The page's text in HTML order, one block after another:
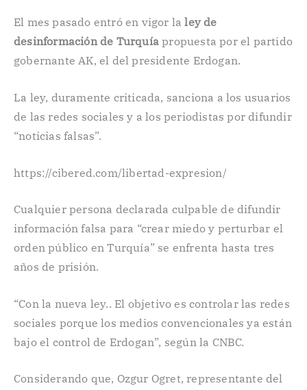
El mes pasado entró en vigor laley de
desinformación de Turquía propuesta por el partido
gobernante AK, el del presidente Erdogan.
La ley, duramente criticada, sanciona a los usuarios
de las redes sociales y a los periodistas por difundir
“noticias falsas”.
https://cibered.com/libertad-expresion/
Cualquier persona declarada culpable de difundir
información falsa para “crear miedo y perturbar el
orden público en Turquía” se enfrenta hasta tres
años de prisión.
“Con la nueva ley.. El objetivo es controlar las redes
sociales porque los medios convencionales ya están
bajo el control de Erdogan”, según la CNBC.
Considerando que, Ozgur Ogret, representante del